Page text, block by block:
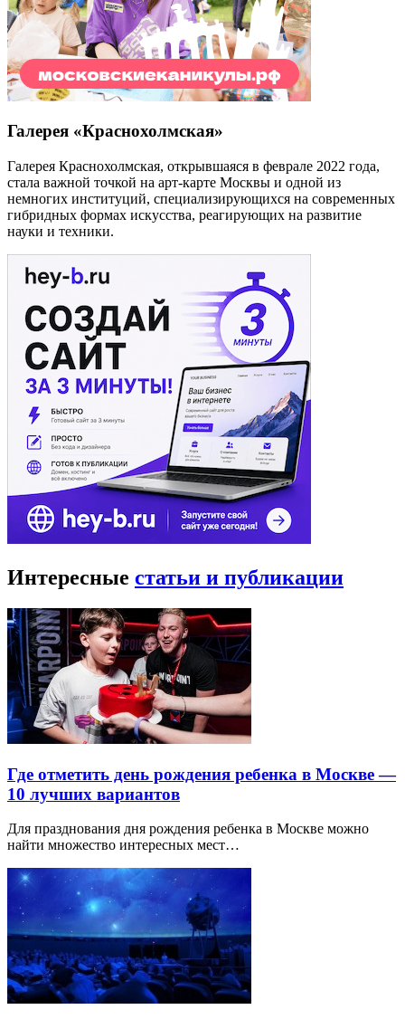
Галерея «Краснохолмская»
Галерея Краснохолмская, открывшаяся в феврале 2022 года,
стала важной точкой на арт-карте Москвы и одной из
немногих институций, специализирующихся на современных
гибридных формах искусства, реагирующих на развитие
науки и техники.
Интересные статьи и публикации
Где отметить день рождения ребенка в Москве —
10 лучших вариантов
Для празднования дня рождения ребенка в Москве можно
найти множество интересных мест…